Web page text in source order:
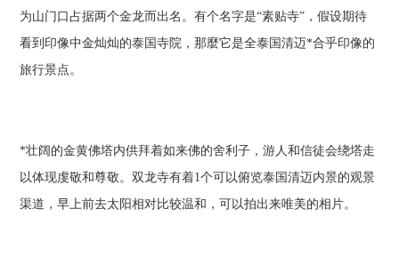
为山门口占据两个金龙而出名。有个名字是“素贴寺”，假设期待
看到印像中金灿灿的泰国寺院，那麼它是全泰国清迈*合乎印像的
旅行景点。
*壮阔的金黄佛塔内供拜着如来佛的舍利子，游人和信徒会绕塔走
以体现虔敬和尊敬。双龙寺有着1个可以俯览泰国清迈内景的观景
渠道，早上前去太阳相对比较温和，可以拍出来唯美的相片。